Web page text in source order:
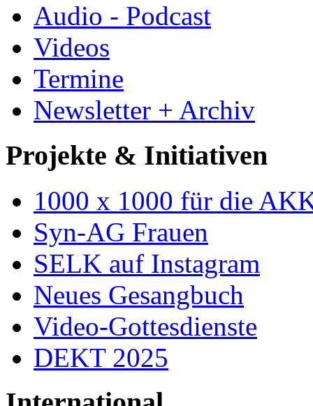
Audio - Podcast
Videos
Termine
Newsletter + Archiv
Projekte & Initiativen
1000 x 1000 für die
Syn-AG Frauen
SELK auf Instagram
Neues Gesangbuch
Video-Gottesdienste
DEKT 2025